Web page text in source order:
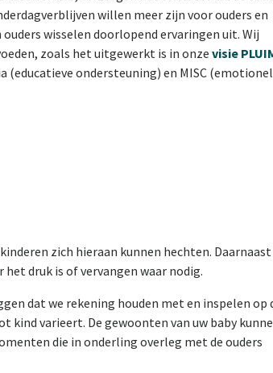
willen meer zijn voor ouders en
wisselen doorlopend ervaringen uit. Wij
zoals het uitgewerkt is in onzevisie
(educatieve ondersteuning) en MISC
zich hieraan kunnen hechten. Daarnaast
het druk is of vervangen waar nodig.
dat we rekening houden met en inspelen op
kind varieert. De gewoonten van uw baby
die in onderling overleg met de ouders